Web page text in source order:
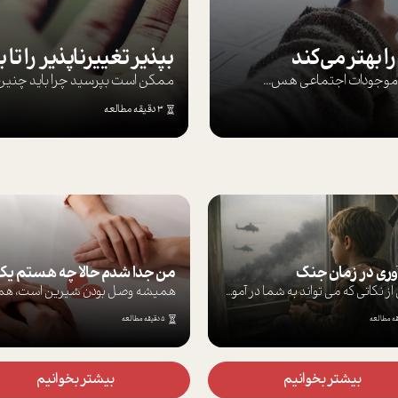
بهتر می‌کند
موجودات اجتماعی هس... ممکن است بپرسيد چرا بايد چنين
3 دقیقه مطالعه
در زمان جنگ
برخی از نکاتی که می تواند به شما در آموز...
بیشتر بخوانیم
5 دقیقه مطالعه
بیشتر بخوانیم